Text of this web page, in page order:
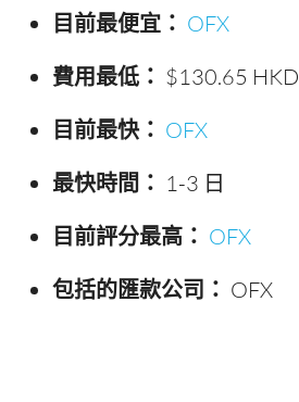
目前最便宜： OFX
費用最低： $130.65 HKD
目前最快： OFX
最快時間： 1-3 日
目前評分最高： OFX
包括的匯款公司： OFX